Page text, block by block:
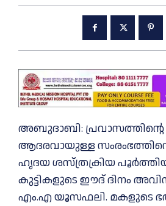
അബുദാബി: പ്രവാസത്തിന്റെ
ആദരവായുള്ള
ഹൃദയ ശസ്ത്രക്രിയ
കുട്ടികളുടെ ഈദ് ദിനം
എം.എ യൂസഫലി. മകളുടെ